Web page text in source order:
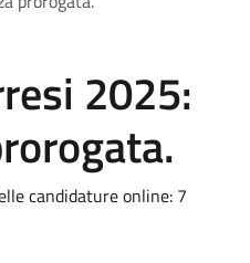
2025:
candidature online: 7